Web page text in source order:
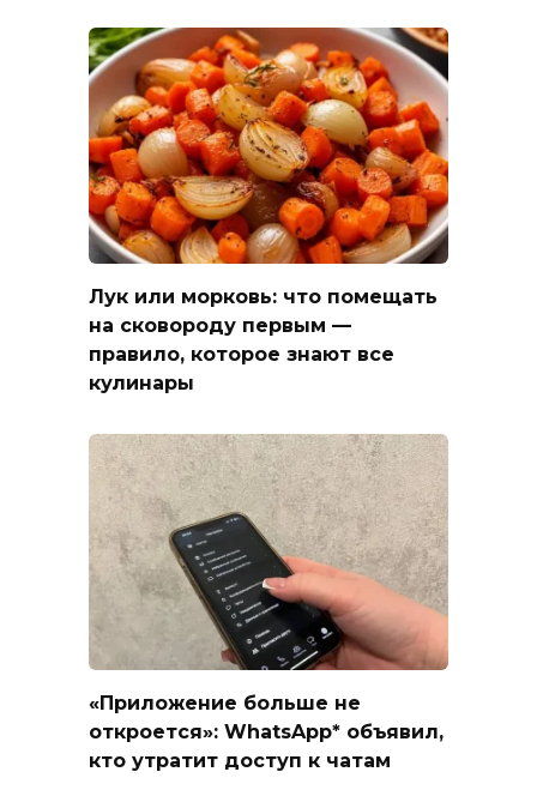
Лук или морковь: что помещать
на сковороду первым —
правило, которое знают все
кулинары
«Приложение больше не
откроется»: WhatsApp* объявил,
кто утратит доступ к чатам